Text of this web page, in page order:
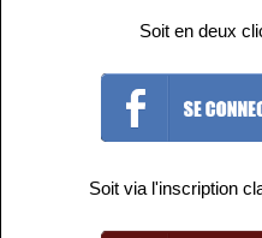
Soit en deux
Soit via l'inscription